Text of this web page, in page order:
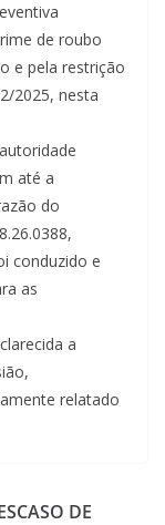
de roubo
e pela restrição
2025, nesta
até a
do
conduzido e
as
a
relatado
DE